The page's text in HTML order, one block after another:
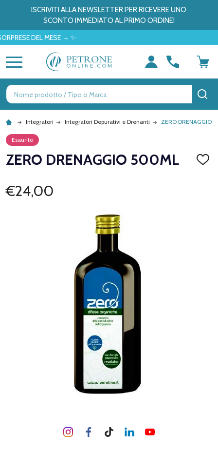
ISCRIVITI ALLA NEWSLETTER PER RICEVERE UNO
SCONTO IMMEDIATO AL PRIMO ORDINE!
DEL MESE → ✨
Ricerca
Integratori Integratori Depurativi e Drenanti ZERO DRENAGGIO
Esaurito
ZERO DRENAGGIO 500ML
€24,00